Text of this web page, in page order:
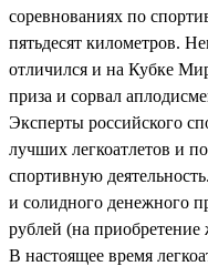
соревнованиях по
пятьдесят километров.
отличился и на Кубке
приза и сорвал
Эксперты российского
лучших легкоатлетов и
спортивную
и солидного денежного
рублей (на приобретение
В настоящее время